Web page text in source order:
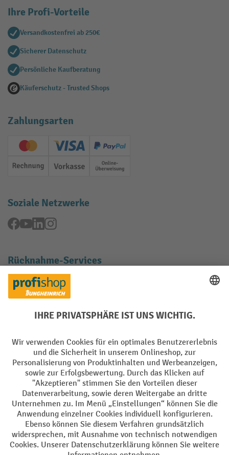
Ihre Profi-Vorteile
Versandkostenfrei ab 250€
Sicherer Datenschutz
Persönliche Kaufberatung
Käuferschutz - Trusted Shops
Zahlungsarten
Creditcard (Master)Creditcard (Visa)
PayPal
Rechnung Vorkasse Online-Überweisung
Soziale Netzwerke
Facebook
YouTubeLinkedInInstagram
Rücknahme-Services
Elektrogeräte Rückname
Batterie Rückname
Impressum Datenschutz
Barrierefreiheit Grounding Page Privacy Settings
Alle Preise exkl. gesetzl. Mehrwertsteuer zzgl.Versandkostenund ggf.
Nachnahmegebühren, wenn nicht anders angegeben.